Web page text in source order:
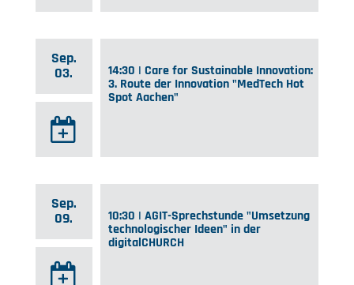
Sep.
03.
14:30 | Care for Sustainable Innovation:
3. Route der Innovation "MedTech Hot
Spot Aachen"
Sep.
09.
10:30 | AGIT-Sprechstunde "Umsetzung
technologischer Ideen" in der
digitalCHURCH